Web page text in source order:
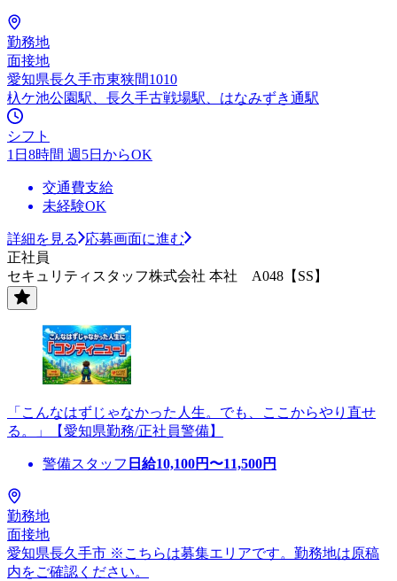
勤務地
面接地
愛知県長久手市東狭間1010
杁ケ池公園駅、長久手古戦場駅、はなみずき通駅
シフト
1日8時間 週5日からOK
交通費支給
未経験OK
詳細を見る
応募画面に進む
正社員
セキュリティスタッフ株式会社 本社 A048【SS】
「こんなはずじゃなかった人生。でも、ここからやり直せ
る。」【愛知県勤務/正社員警備】
警備スタッフ 日給10,100円〜11,500円
勤務地
面接地
愛知県長久手市 ※こちらは募集エリアです。勤務地は原稿
内をご確認ください。